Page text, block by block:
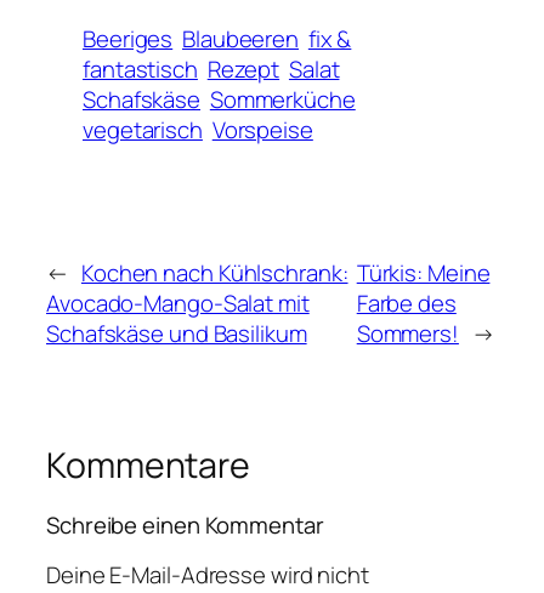
Beeriges Blaubeeren fix &
fantastisch Rezept Salat
Schafskäse Sommerküche
vegetarisch Vorspeise
← Kochen nach Kühlschrank:
Avocado-Mango-Salat mit
Schafskäse und Basilikum
Türkis: Meine
Farbe des
Sommers! →
Kommentare
Schreibe einen Kommentar
Deine E-Mail-Adresse wird nicht